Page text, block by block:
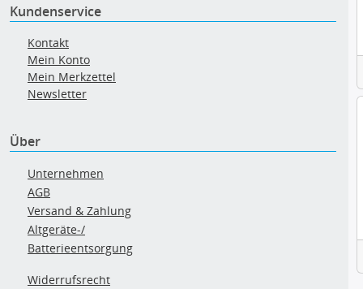
Kundenservice
Kontakt
Mein Konto
Mein Merkzettel
Newsletter
Über
Unternehmen
AGB
Versand & Zahlung
Altgeräte-/
Batterieentsorgung
Widerrufsrecht